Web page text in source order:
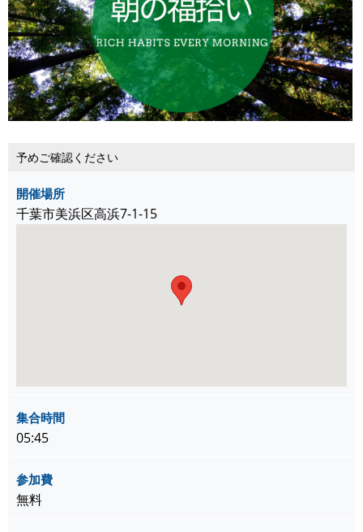
予めご確認ください
開催場所
千葉市美浜区高浜7-1-15
集合時間
05:45
参加費
無料